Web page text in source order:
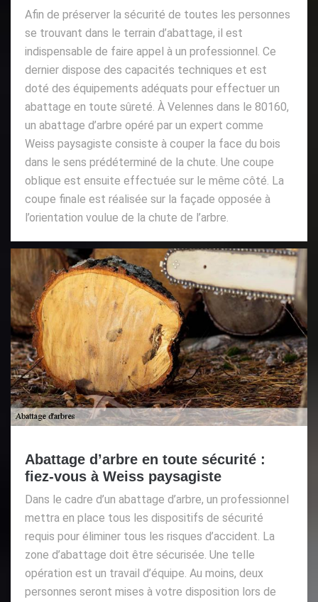
Afin de préserver la sécurité de toutes les personnes
se trouvant dans le terrain d’abattage, il est
indispensable de faire appel à un professionnel. Ce
dernier dispose des capacités techniques et est
doté des équipements adéquats pour effectuer un
abattage en toute sûreté. À Velennes dans le 80160,
un abattage d’arbre opéré par un expert comme
Weiss paysagiste consiste à couper la face du bois
dans le sens prédéterminé de la chute. Une coupe
oblique est ensuite effectuée sur le même côté. La
coupe finale est réalisée sur la façade opposée à
l’orientation voulue de la chute de l’arbre.
Abattage d’arbre en toute sécurité :
fiez-vous à Weiss paysagiste
Dans le cadre d’un abattage d’arbre, un professionnel
mettra en place tous les dispositifs de sécurité
requis pour éliminer tous les risques d’accident. La
zone d’abattage doit être sécurisée. Une telle
opération est un travail d’équipe. Au moins, deux
personnes seront mises à votre disposition lors de